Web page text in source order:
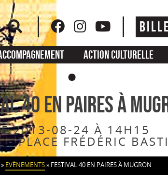
Action culturelle
40 EN PAIRES à
2013-08-24 À 14H15
- PLACE FRÉDÉRIC
EVÈNEMENTS» FESTIVAL 40 EN PAIRES À MUGRON